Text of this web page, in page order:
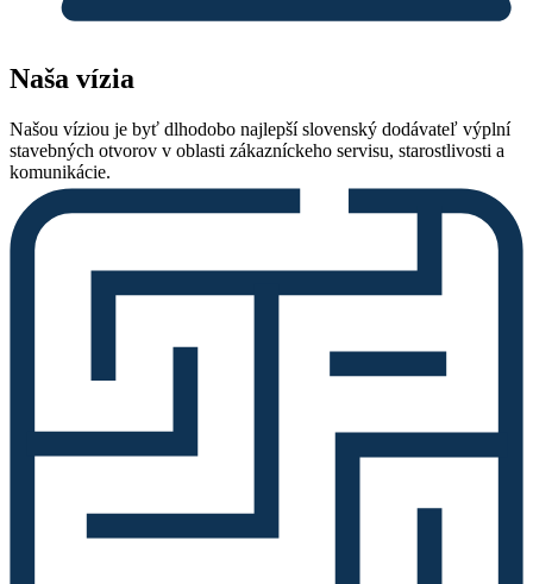
Naša vízia
Našou víziou je byť dlhodobo najlepší slovenský dodávateľ výplní
stavebných otvorov v oblasti zákazníckeho servisu, starostlivosti a
komunikácie.